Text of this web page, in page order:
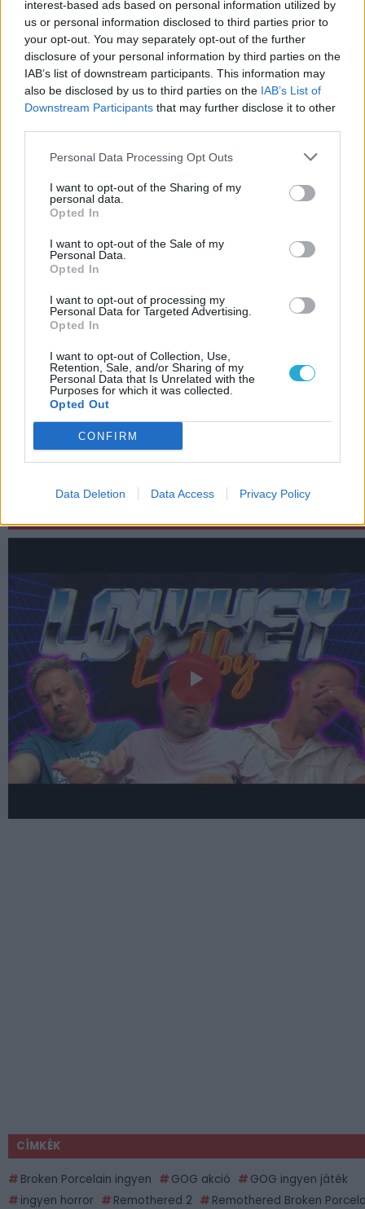
interest-based ads based on personal information utilized by
us or personal information disclosed to third parties prior to
your opt-out. You may separately opt-out of the further
disclosure of your personal information by third parties on the
IAB’s list of downstream participants. This information may
also be disclosed by us to third parties on the IAB’s List of
Downstream Participants that may further disclose it to other
Personal Data Processing Opt Outs
I want to opt-out of the Sharing of my
personal data.
Opted In
I want to opt-out of the Sale of my
Personal Data.
Opted In
I want to opt-out of processing my
Personal Data for Targeted Advertising.
Opted In
I want to opt-out of Collection, Use,
Retention, Sale, and/or Sharing of my
Personal Data that Is Unrelated with the
Purposes for which it was collected.
Opted Out
CONFIRM
Data Deletion Data Access Privacy Policy
Borítókép: Steam
2026.06.08 11:30
Csapd be az AI-t! Állítsd be itt, hogy a PC
Guru tartalmairól véletlenül se maradj le
a Google-ben.
KAPCSOLÓDÓ HÍREK
nevezhetjük már most 2026 legjobb
horrorjának?
Shadow droppolt demóval akarja
elrontani álmainkat a The Sinking City 2
A Horrorra akadva simán lenyomta Az
CÍMKÉK
Broken Porcelain ingyen GOG akció
GOG ingyen játék
ingyen horror
Remothered 2 Remothered Broken